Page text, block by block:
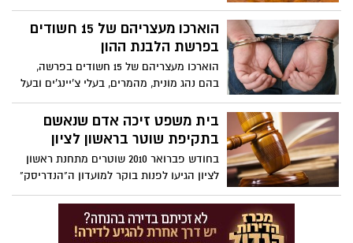
שמונה שנים ושבעה חודשי מאסר על ייבגני
טומשצ'וק שהודה והורשע במסגרת הסדר
טיעון בהריגתו של חסר הבית ולדימיר ספיבק
הוארכו מעצריהם של 15 חשודים
בפרשת הלבנת ההון
הוארכו מעצריהם של 15 חשודים בפרשה,
בהם נהג מונית, מהמרים, בעלי צ'יינג'ים ובעל
חנות רהיטים ■ התובע המשטרתי: מדובר
בפרשה חובקת עולם
בית משפט זיכה אדם שנאשם
בתקיפת שוטר בראשון לציון
בחודש פברואר 2010 שוטרים מתחנת ראשון
לציון הגיעו לפנות בוקר למועדון ה"הנדריסק"
בעיר, לאחר שדווח להם על קטטה במועדון.
על פי כתב האישום, השוטרים שהגיעו למקום
זיהו את הנאשם, בעת שניסה לתקוף את אחד